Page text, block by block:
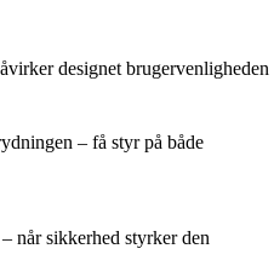
designet brugervenligheden
– få styr på både
når sikkerhed styrker den